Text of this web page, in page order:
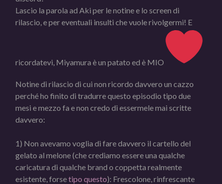
Lascio la parola ad Aki per le notine e lo screen di
rilascio, e per eventuali insulti che vuole rivolgermi! E
ricordatevi, Miyamura è un patato ed è MIO
Notine di rilascio di cui non ricordo davvero un cazzo
perché ho finito di tradurre questo episodio tipo due
mesi e mezzo fa e non credo di essermele mai scritte
davvero:
1) Non avevamo voglia di fare davvero il cartello del
gelato al melone (che crediamo essere una qualche
caricatura di qualche brand o coppetta realmente
esistente, forsetipo questo): Frescolone, rinfrescante